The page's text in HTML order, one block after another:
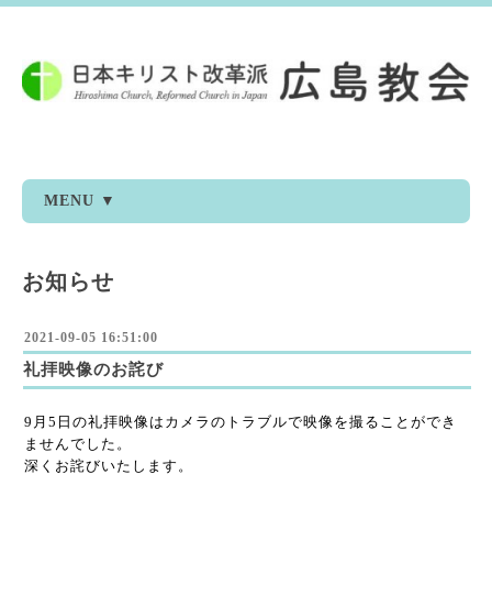
MENU ▼
お知らせ
2021-09-05 16:51:00
礼拝映像のお詫び
9月5日の礼拝映像はカメラのトラブルで映像を撮ることができ
ませんでした。
深くお詫びいたします。